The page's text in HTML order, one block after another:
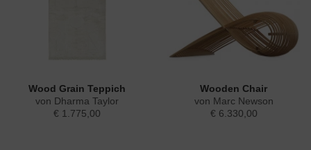
Wood Grain Teppich
von Dharma Taylor
€ 1.775,00
Wooden Chair
von Marc Newson
€ 6.330,00